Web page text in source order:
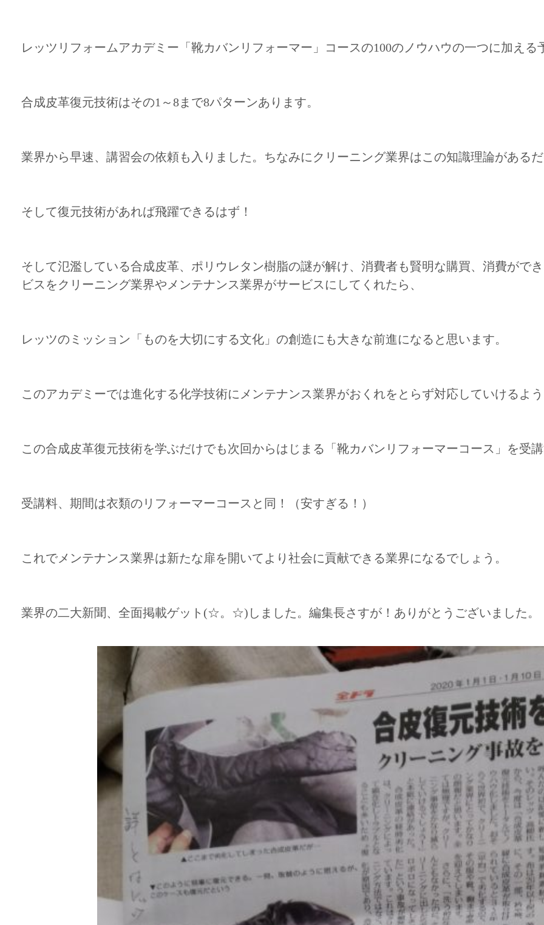
レッツリフォームアカデミー「靴カバンリフォーマー」コースの100のノウハウの一つに加える
合成皮革復元技術はその1～8まで8パターンあります。
業界から早速、講習会の依頼も入りました。ちなみにクリーニング業界はこの知識理論があるだ
そして復元技術があれば飛躍できるはず！
そして氾濫している合成皮革、ポリウレタン樹脂の謎が解け、消費者も賢明な購買、消費がで
ビスをクリーニング業界やメンテナンス業界がサービスにしてくれたら、
レッツのミッション「ものを大切にする文化」の創造にも大きな前進になると思います。
このアカデミーでは進化する化学技術にメンテナンス業界がおくれをとらず対応していけるよ
この合成皮革復元技術を学ぶだけでも次回からはじまる「靴カバンリフォーマーコース」を受
受講料、期間は衣類のリフォーマーコースと同！（安すぎる！）
これでメンテナンス業界は新たな扉を開いてより社会に貢献できる業界になるでしょう。
業界の二大新聞、全面掲載ゲット(☆。☆)しました。編集長さすが！ありがとうございました。